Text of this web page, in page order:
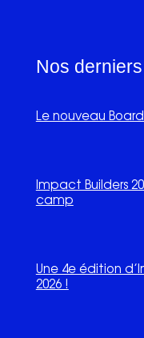
Nos
Le nouveau
Impact Builders
camp
Une 4e édition
2026 !